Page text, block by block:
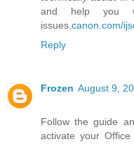
and help you
issues. canon.com/
Reply
Frozen August 9,
Follow the guide
activate your